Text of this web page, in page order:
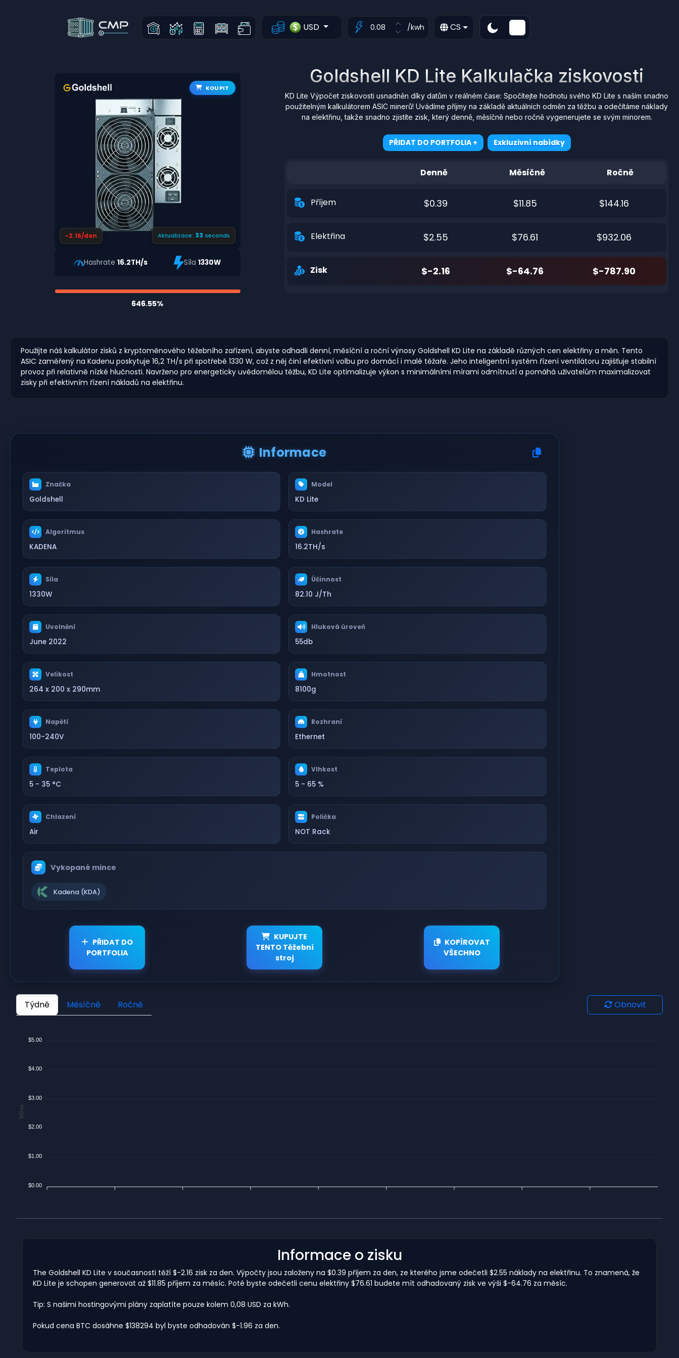
USD /kwh CS
KOUPIT
-2.16/den Aktualizace: 32 seconds
Hashrate16.2TH/s Síla 1330W
646.55%
Goldshell KD Lite Kalkulačka ziskovosti
KD Lite Výpočet ziskovosti usnadněn díky datům v reálném čase: Spočítejte hodnotu svého KD Lite s naším snadno
použitelným kalkulátorem ASIC minerů! Uvádíme příjmy na základě aktuálních odměn za těžbu a odečítáme náklady
na elektřinu, takže snadno zjistíte zisk, který denně, měsíčně nebo ročně vygenerujete se svým minorem.
PŘIDAT DO PORTFOLIA + Exkluzivní nabídky
Denně Měsíčně Ročně
Příjem $0.39 $11.85 $144.16
Elektřina $2.55 $76.61 $932.06
Zisk $-2.16 $-64.76 $-787.90
Použijte náš kalkulátor zisků z kryptoměnového těžebního zařízení, abyste odhadli denní, měsíční a roční výnosy Goldshell KD Lite na základě různých cen elektřiny a měn. Tento
ASIC zaměřený na Kadenu poskytuje 16,2 TH/s při spotřebě 1330 W, což z něj činí efektivní volbu pro domácí i malé těžaře. Jeho inteligentní systém řízení ventilátoru zajišťuje stabilní
provoz při relativně nízké hlučnosti. Navrženo pro energeticky uvědomělou těžbu, KD Lite optimalizuje výkon s minimálními mírami odmítnutí a pomáhá uživatelům maximalizovat
zisky při efektivním řízení nákladů na elektřinu.
Informace
Značka
Goldshell
Model
KD Lite
Algoritmus
KADENA
Hashrate
16.2TH/s
Síla
1330W
Účinnost
82.10 J/Th
Uvolnění
June 2022
Hluková úroveň
55db
Velikost
264 x 200 x 290mm
Hmotnost
8100g
Napětí
100-240V
Rozhraní
Ethernet
Teplota
5 - 35 °C
Vlhkost
5 - 65 %
Chlazení
Air
Polička
NOT Rack
Vykopané mince
Kadena (KDA)
PŘIDAT DO
PORTFOLIA
KUPUJTE
TENTO Těžební
stroj
KOPÍROVAT
VŠECHNO
Týdně Měsíčně Ročně Obnovit
$5.00
$4.00
$3.00
$2.00
$1.00
$0.00
$/Day
Informace o zisku
The Goldshell KD Lite v současnosti těží $-2.16 zisk za den. Výpočty jsou založeny na $0.39 příjem za den, ze kterého jsme odečetli $2.55 náklady na elektřinu. To znamená, že
KD Lite je schopen generovat až $11.85 příjem za měsíc. Poté byste odečetli cenu elektřiny $76.61 budete mít odhadovaný zisk ve výši $-64.76 za měsíc.
Tip: S našimi hostingovými plány zaplatíte pouze kolem 0,08 USD za kWh.
Pokud cena BTC dosáhne $138294 byl byste odhadován $-1.96 za den.